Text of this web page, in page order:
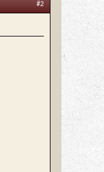
#2